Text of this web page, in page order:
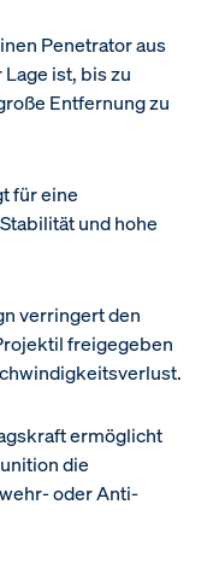
Penetrator aus
ist, bis zu
Entfernung zu
für eine
und hohe
verringert den
freigegeben
ermöglicht
die
oder Anti-